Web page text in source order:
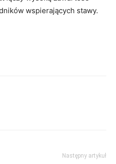
wspierających stawy.
Następny artykuł